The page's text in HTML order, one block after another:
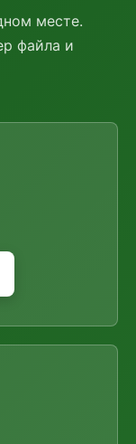
месте.
файла и